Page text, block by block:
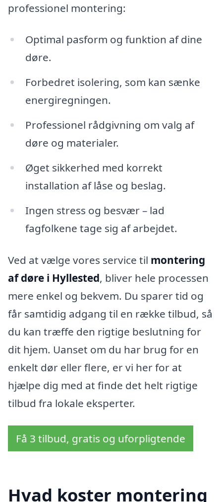
professionel montering:
Optimal pasform og funktion af dine
døre.
Forbedret isolering, som kan sænke
energiregningen.
Professionel rådgivning om valg af
døre og materialer.
Øget sikkerhed med korrekt
installation af låse og beslag.
Ingen stress og besvær – lad
fagfolkene tage sig af arbejdet.
Ved at vælge vores service til montering
af døre i Hyllested, bliver hele processen
mere enkel og bekvem. Du sparer tid og
får samtidig adgang til en række tilbud, så
du kan træffe den rigtige beslutning for
dit hjem. Uanset om du har brug for en
enkelt dør eller flere, er vi her for at
hjælpe dig med at finde det helt rigtige
tilbud fra lokale eksperter.
Få 3 tilbud, gratis og uforpligtende
Hvad koster montering